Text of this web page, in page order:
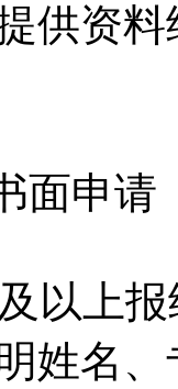
供资
面申请
以上报
姓名